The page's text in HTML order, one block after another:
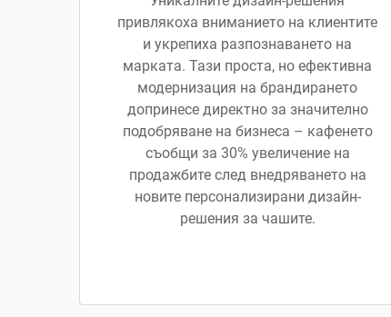
привлякоха вниманието на клиентите
и укрепиха разпознаването на
марката. Тази проста, но ефективна
модернизация на брандирането
допринесе директно за значително
подобряване на бизнеса – кафенето
съобщи за 30% увеличение на
продажбите след внедряването на
новите персонализирани дизайн-
решения за чашите.